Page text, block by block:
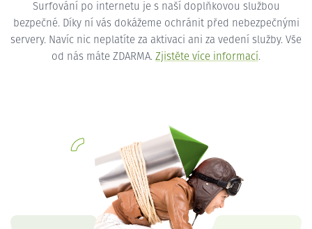
Surfování po internetu je s naší doplňkovou službou
bezpečné. Díky ní vás dokážeme ochránit před nebezpečnými
servery. Navíc nic neplatíte za aktivaci ani za vedení služby. Vše
od nás máte ZDARMA. Zjistěte více informací.